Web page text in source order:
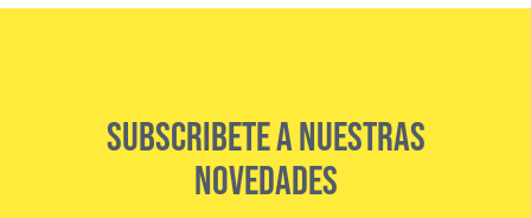
SUBSCRIBETE A NUESTRAS
NOVEDADES